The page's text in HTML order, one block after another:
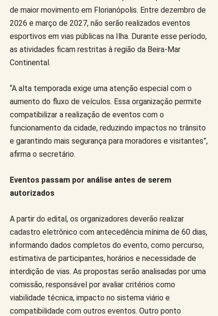
de maior movimento em Florianópolis. Entre dezembro de
2026 e março de 2027, não serão realizados eventos
esportivos em vias públicas na Ilha. Durante esse período,
as atividades ficam restritas à região da Beira-Mar
Continental.
“A alta temporada exige uma atenção especial com o
aumento do fluxo de veículos. Essa organização permite
compatibilizar a realização de eventos com o
funcionamento da cidade, reduzindo impactos no trânsito
e garantindo mais segurança para moradores e visitantes”,
afirma o secretário.
Eventos passam por análise antes de serem
autorizados
A partir do edital, os organizadores deverão realizar
cadastro eletrônico com antecedência mínima de 60 dias,
informando dados completos do evento, como percurso,
estimativa de participantes, horários e necessidade de
interdição de vias. As propostas serão analisadas por uma
comissão, responsável por avaliar critérios como
viabilidade técnica, impacto no sistema viário e
compatibilidade com outros eventos. Outro ponto